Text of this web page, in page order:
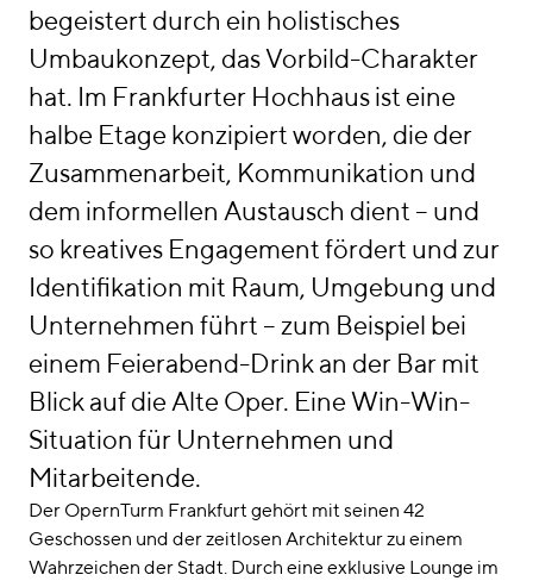
begeistert durch ein holistisches
Umbaukonzept, das Vorbild-Charakter
hat. Im Frankfurter Hochhaus ist eine
halbe Etage konzipiert worden, die der
Zusammenarbeit, Kommunikation und
dem informellen Austausch dient – und
so kreatives Engagement fördert und zur
Identifikation mit Raum, Umgebung und
Unternehmen führt – zum Beispiel bei
einem Feierabend-Drink an der Bar mit
Blick auf die Alte Oper. Eine Win-Win-
Situation für Unternehmen und
Mitarbeitende.
Der OpernTurm Frankfurt gehört mit seinen 42
Geschossen und der zeitlosen Architektur zu einem
Wahrzeichen der Stadt. Durch eine exklusive Lounge im